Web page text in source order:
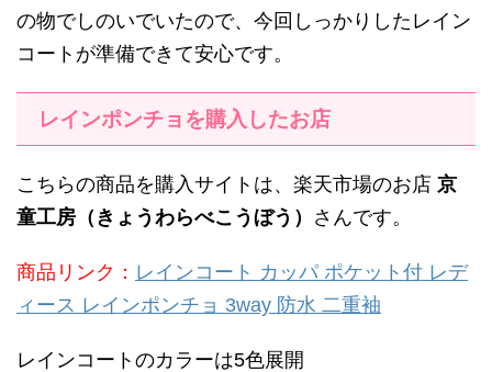
の物でしのいでいたので、今回しっかりしたレイン
コートが準備できて安心です。
レインポンチョを購入したお店
こちらの商品を購入サイトは、楽天市場のお店 京
童工房（きょうわらべこうぼう） さんです。
商品リンク： レインコート カッパ ポケット付 レデ
ィース レインポンチョ 3way 防水 二重袖
レインコートのカラーは5色展開